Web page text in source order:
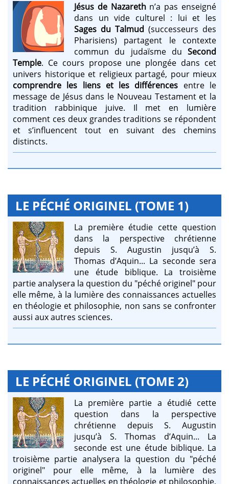
Jésus de Nazarethn’a pas enseigné
dans un vide culturel : lui et les
Sages du Talmud (successeurs des
Pharisiens) partagent le contexte
commun du judaïsme du Second
Temple. Ce cours propose une plongée dans cet
univers historique et religieux partagé, pour mieux
comprendre les liens et les différences entre le
message de Jésus dans le Nouveau Testament et la
tradition rabbinique juive. Il met en lumière
comment ces deux grandes traditions se répondent
et s’influencent tout en suivant des chemins
distincts.
LE PÉCHÉ ORIGINEL (TOME 1)
La première étudie cette question
dans la perspective chrétienne
depuis S. Augustin jusqu’à S.
Thomas d’Aquin... La seconde sera
une étude biblique. La troisième
partie analysera la question du "péché originel" pour
elle même, à la lumière des connaissances actuelles
en théologie et philosophie, non sans se confronter
aussi aux autres sciences.
LE PÉCHÉ ORIGINEL (TOME 2)
La première partie a étudié cette
question dans la perspective
chrétienne depuis S. Augustin
jusqu’à S. Thomas d’Aquin... La
seconde est une étude biblique. La
troisième partie analysera la question du "péché
originel" pour elle même, à la lumière des
connaissances actuelles en théologie et philosophie,